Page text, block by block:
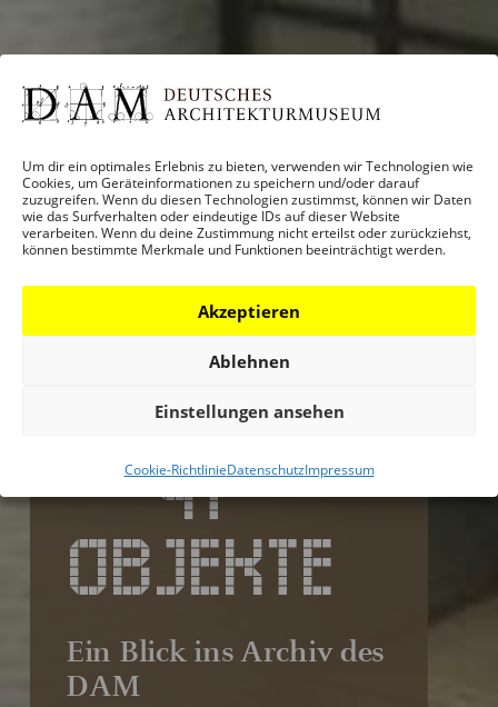
Um dir ein optimales Erlebnis zu bieten, verwenden wir Technologien wie
Cookies, um Geräteinformationen zu speichern und/oder darauf
zuzugreifen. Wenn du diesen Technologien zustimmst, können wir Daten
wie das Surfverhalten oder eindeutige IDs auf dieser Website
verarbeiten. Wenn du deine Zustimmung nicht erteilst oder zurückziehst,
können bestimmte Merkmale und Funktionen beeinträchtigt werden.
Akzeptieren
Ablehnen
Einstellungen ansehen
Cookie-RichtlinieDatenschutzImpressum
41 JAHRE
— 41
OBJEKTE
Ein Blick ins Archiv des
DAM